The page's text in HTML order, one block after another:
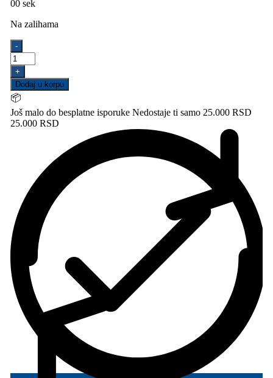
00 sek
Na zalihama
Izliv
''S''
dužine
300
mm,
navrtka
3/4''
količina
-
+
Dodaj u korpu
📦
Još malo do besplatne isporuke Nedostaje ti samo 25.000 RSD
25.000 RSD